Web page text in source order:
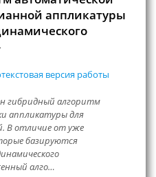
аппликатуры
версия работы
гибридный алгоритм
аппликатуры для
В отличие от уже
базируются
алго…